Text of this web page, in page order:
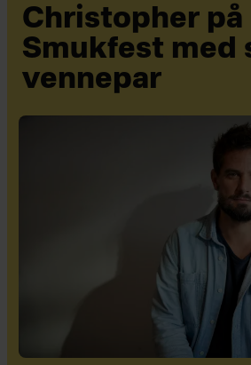
Christopher på
Smukfest
vennepar